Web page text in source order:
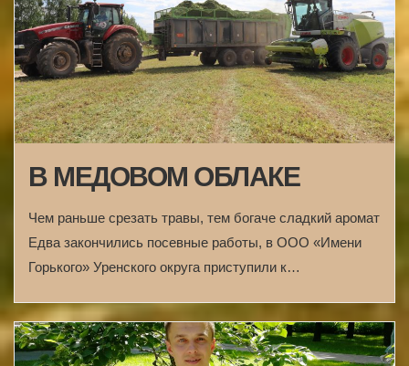
В МЕДОВОМ ОБЛАКЕ
Чем раньше срезать травы, тем богаче сладкий аромат
Едва закончились посевные работы, в ООО «Имени
Горького» Уренского округа приступили к…